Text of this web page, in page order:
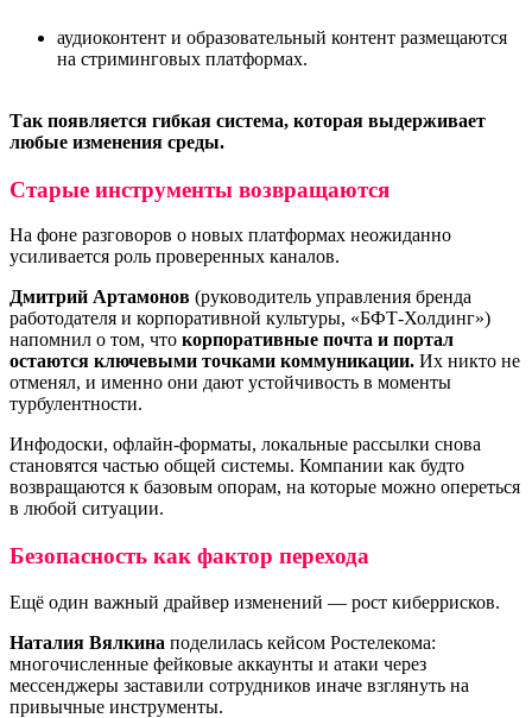
аудиоконтент и образовательный контент размещаются
на стриминговых платформах.
Так появляется гибкая система, которая выдерживает
любые изменения среды.
Старые инструменты возвращаются
На фоне разговоров о новых платформах неожиданно
усиливается роль проверенных каналов.
Дмитрий Артамонов (руководитель управления бренда
работодателя и корпоративной культуры, «БФТ-Холдинг»)
напомнил о том, что корпоративные почта и портал
остаются ключевыми точками коммуникации. Их никто не
отменял, и именно они дают устойчивость в моменты
турбулентности.
Инфодоски, офлайн-форматы, локальные рассылки снова
становятся частью общей системы. Компании как будто
возвращаются к базовым опорам, на которые можно опереться
в любой ситуации.
Безопасность как фактор перехода
Ещё один важный драйвер изменений — рост киберрисков.
Наталия Вялкина поделилась кейсом Ростелекома:
многочисленные фейковые аккаунты и атаки через
мессенджеры заставили сотрудников иначе взглянуть на
привычные инструменты.